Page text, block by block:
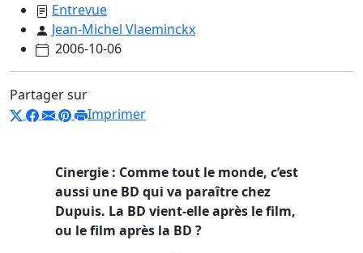
Entrevue
Jean-Michel Vlaeminckx
2006-10-06
Partager sur
Imprimer
Cinergie : Comme tout le monde, c’est
aussi une BD qui va paraître chez
Dupuis. La BD vient-elle après le film,
ou le film après la BD ?